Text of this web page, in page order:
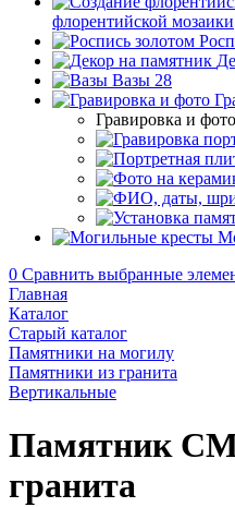
флорентийской мозаики
Вазы 28
Гравировка и фото
0 Сравнить выбранные
Главная
Каталог
Старый каталог
Памятники на могилу
Памятники из гранита
Вертикальные
Памятник
гранита